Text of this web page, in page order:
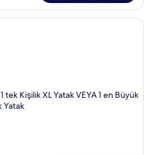
Two Bedroom Duplex | Oturma
tek Kişilik XL Yatak VEYA 1 en Büyük
Yatak